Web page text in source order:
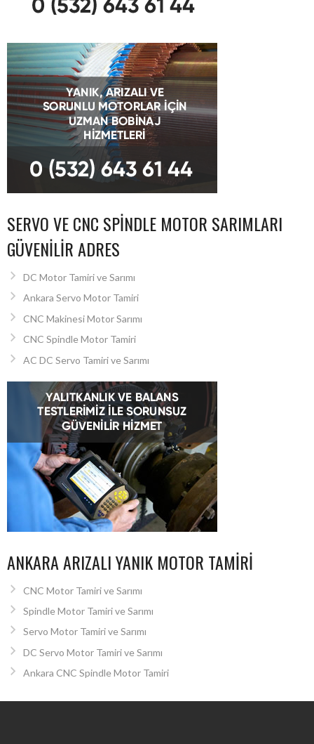
SERVO VE CNC SPINDLE MOTOR SARIMLARI
GÜVENILIR ADRES
DC Motor Tamiri ve Sarımı
Ankara Servo Motor Tamiri
CNC Makinesi Motor Sarımı
CNC Spindle Motor Tamiri
AC DC Servo Tamiri ve Sarımı
ANKARA ARIZALI YANIK MOTOR TAMIRI
CNC Motor Tamiri ve Sarımı
Spindle Motor Tamiri ve Sarımı
Servo Motor Tamiri ve Sarımı
DC Servo Motor Tamiri ve Sarımı
Ankara CNC Spindle Motor Tamiri